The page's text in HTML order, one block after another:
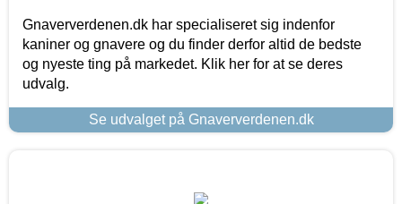
Gnaververdenen.dk har specialiseret sig indenfor
kaniner og gnavere og du finder derfor altid de bedste
og nyeste ting på markedet. Klik her for at se deres
udvalg.
Se udvalget på Gnaververdenen.dk